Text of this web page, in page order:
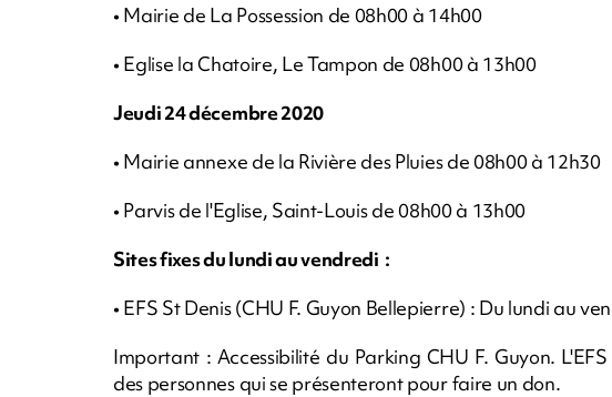
• Mairie de La Possession de 08h00 à 14h00
• Eglise la Chatoire, Le Tampon de 08h00 à 13h00
Jeudi 24 décembre 2020
• Mairie annexe de la Rivière des Pluies de 08h00 à 12h30
• Parvis de l'Eglise, Saint-Louis de 08h00 à 13h00
Sites fixes du lundi au vendredi :
• EFS St Denis (CHU F. Guyon Bellepierre) : Du lundi au
Important : Accessibilité du Parking CHU F. Guyon.
des personnes qui se présenteront pour faire un don.